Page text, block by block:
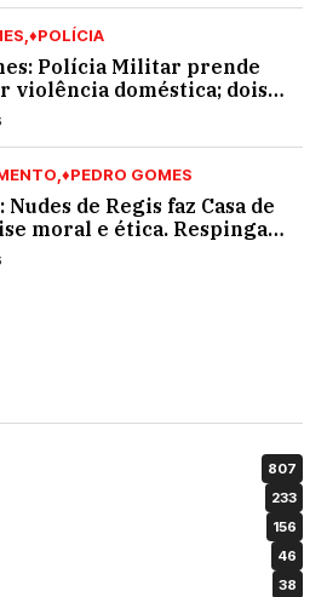
♦POLÍCIA
Polícia Militar prende
violência doméstica; dois
dela
♦PEDRO GOMES
de Regis faz Casa de
moral e ética. Respinga
vereadores e decredibiliza
807
233
156
46
38